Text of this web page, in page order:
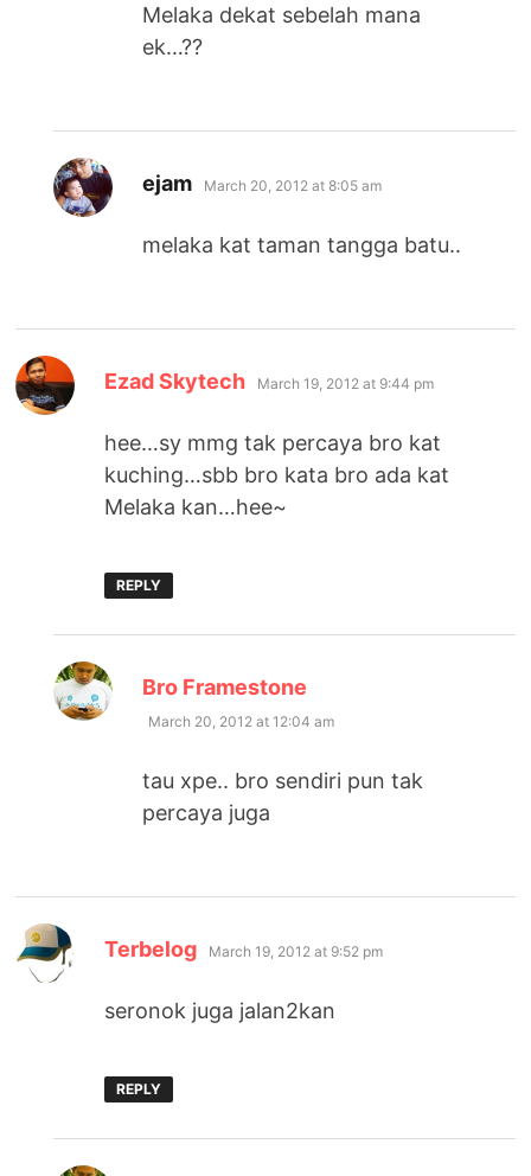
Melaka dekat sebelah mana
ek…??
ejam says:
March 20, 2012 at 8:05 am
melaka kat taman tangga batu..
Ezad Skytech says:
March 19, 2012 at 9:44 pm
hee…sy mmg tak percaya bro kat
kuching…sbb bro kata bro ada kat
Melaka kan…hee~
REPLY
Bro Framestone
March 20, 2012 at 12:04 am
tau xpe.. bro sendiri pun tak
percaya juga
Terbelog says:
March 19, 2012 at 9:52 pm
seronok juga jalan2kan
REPLY